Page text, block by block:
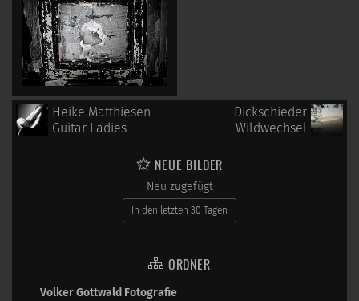
Heike Matthiesen -
Guitar Ladies
Dickschieder
Wildwechsel
NEUE BILDER
Neu zugefügt
In den letzten 30 Tagen
ORDNER
Volker Gottwald Fotografie